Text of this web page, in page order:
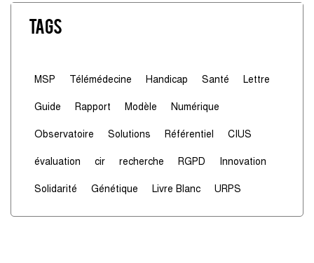
Tags
MSP Télémédecine Handicap Santé
Lettre
Guide
Rapport Modèle
Numérique
Observatoire
Solutions Référentiel
CIUS
évaluation
cir recherche RGPD
Innovation
Solidarité
Génétique Livre Blanc URPS